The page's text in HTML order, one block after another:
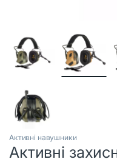
Активні навушники
Активні